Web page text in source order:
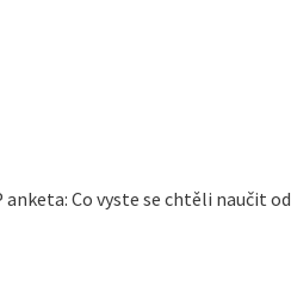
Co vyste se chtěli naučit od